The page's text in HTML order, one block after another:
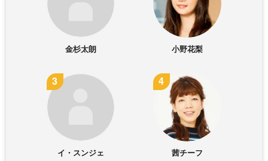
金杉太朗 小野花梨
イ・スンジェ 茜チーフ